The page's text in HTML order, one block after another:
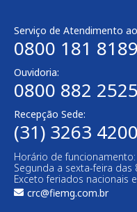
Serviço de Atendimento
0800 181 8189
Ouvidoria:
0800 882 2525
Recepção Sede:
(31) 3263 4200
Horário de funcionamento:
Segunda a sexta-feira das
Exceto feriados nacionais
crc@fiemg.com.br